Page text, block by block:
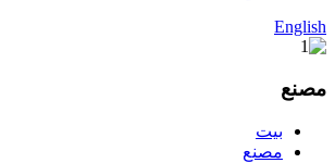
English
مصنع
بيت
مصنع